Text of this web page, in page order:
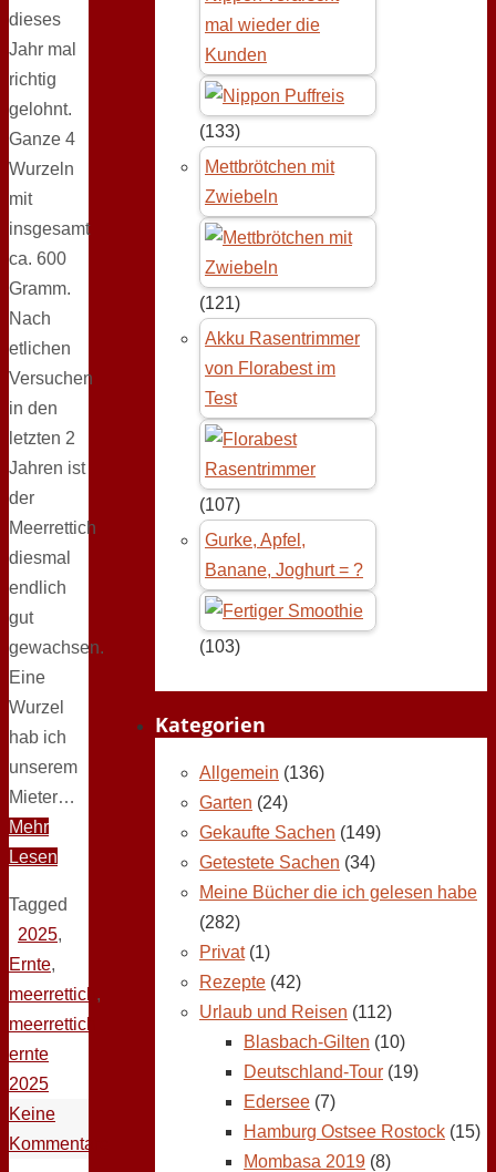
dieses
Jahr mal
richtig
gelohnt.
Ganze 4
Wurzeln
mit
insgesamt
ca. 600
Gramm.
Nach
etlichen
Versuchen
in den
letzten 2
Jahren ist
der
Meerrettich
diesmal
endlich
gut
gewachsen.
Eine
Wurzel
hab ich
unserem
Mieter…
Mehr
Lesen
Tagged
2025,
Ernte,
meerrettich ,
meerrettich
ernte
2025
Keine
Kommentare
mal wieder die
Kunden
(133)
Mettbrötchen mit
Zwiebeln
(121)
Akku Rasentrimmer
von Florabest im
Test
(107)
Gurke, Apfel,
Banane, Joghurt = ?
(103)
Kategorien
Allgemein (136)
Garten (24)
Gekaufte Sachen (149)
Getestete Sachen (34)
Meine Bücher die ich gelesen habe
(282)
Privat(1)
Rezepte (42)
Urlaub und Reisen (112)
Blasbach-Gilten (10)
Deutschland-Tour (19)
Edersee (7)
Hamburg Ostsee Rostock (15)
Mombasa 2019 (8)